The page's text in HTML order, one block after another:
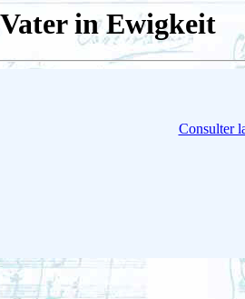
in Ewigkeit
Consulter